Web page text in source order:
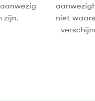
zijn.
niet